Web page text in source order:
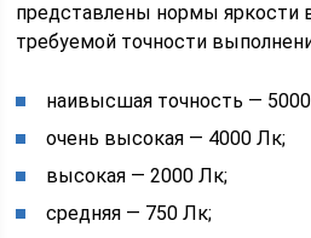
представлены нормы яркости
требуемой точности
наивысшая точность —
очень высокая — 4000 Лк;
высокая — 2000 Лк;
средняя — 750 Лк;